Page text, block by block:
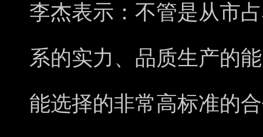
李杰表示：不管是从市
系的实力、品质生产的
能选择的非常高标准的